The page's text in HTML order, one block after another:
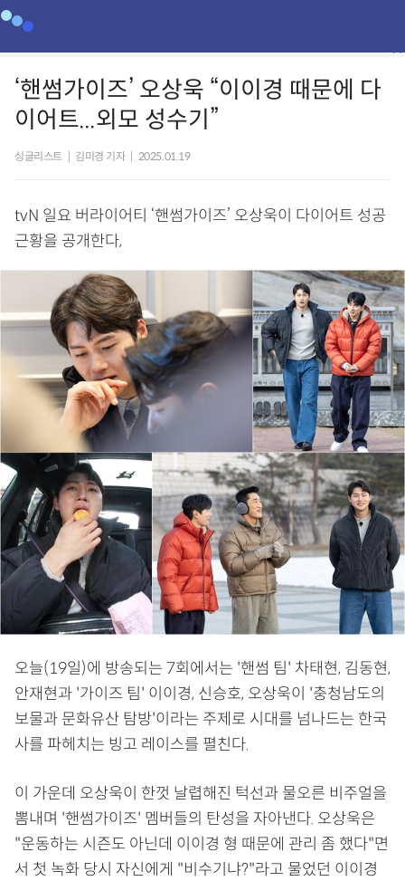
‘핸썸가이즈’ 오상욱 “이이경 때문에 다
이어트...외모 성수기”
싱글리스트 김미경 기자 2025.01.19
tvN 일요 버라이어티 ‘핸썸가이즈’ 오상욱이 다이어트 성공
근황을 공개한다,
오늘(19일)에 방송되는 7회에서는 '핸썸 팀' 차태현, 김동현,
안재현과 '가이즈 팀' 이이경, 신승호, 오상욱이 '충청남도의
보물과 문화유산 탐방'이라는 주제로 시대를 넘나드는 한국
사를 파헤치는 빙고 레이스를 펼친다.
이 가운데 오상욱이 한껏 날렵해진 턱선과 물오른 비주얼을
뽐내며 '핸썸가이즈' 멤버들의 탄성을 자아낸다. 오상욱은
"운동하는 시즌도 아닌데 이이경 형 때문에 관리 좀 했다"면
서 첫 녹화 당시 자신에게 "비수기냐?"라고 물었던 이이경